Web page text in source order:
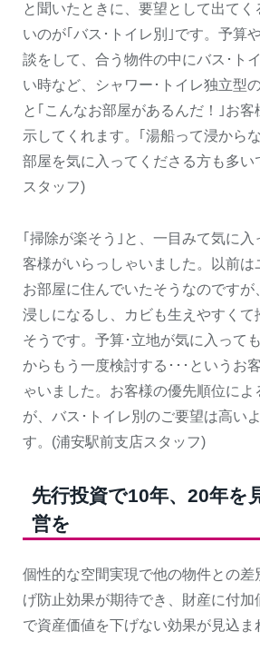
と聞いたときに、要望として出てく
いのが｢バス･トイレ別｣です。予算
談をして、合う物件の中にバス･ト
い時など、シャワー･トイレ独立型
と｢こんなお部屋があるんだ！｣お客
示してくれます。｢湯船って浸から
部屋を気に入ってくださる方も多い
スタッフ)
｢掃除が楽そう｣と、一目みて気に
客様がいらっしゃいました。以前は
お部屋に住んでいたそうなのですが
浸しになるし、カビも生えやすくて
そうです。予算･立地が気に入って
からもう一度検討する･･･というお
ゃいました。お客様の優先順位によ
が、バス･トイレ別のご要望は高い
す。(浦安駅前支店スタッフ)
先行投資で10年、20年を
営を
個性的な空間実現で他の物件との差
げ防止効果が期待でき、財産に付加
で資産価値を下げない効果が見込ま